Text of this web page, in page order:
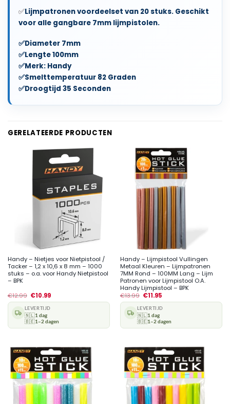
✅Lijmpatronen voordeelset van 20 stuks. Geschikt
voor alle gangbare 7mm lijmpistolen.
✅Diameter 7mm
✅Lengte 100mm
✅Merk: Handy
✅Smelttemperatuur 82 Graden
✅Droogtijd 35 Seconden
GERELATEERDE PRODUCTEN
Handy – Nietjes voor Nietpistool /
Tacker – 1,2 x 10,6 x 8 mm – 1000
stuks – o.a. voor Handy Nietpistool
– BPK
€12.99 €10.99
LEVERTIJD
🇳🇱1 dag
🇧🇪1–2 dagen
Handy – Lijmpistool Vullingen
Metaal Kleuren – Lijmpatronen
7MM Rond – 100MM Lang – Lijm
Patronen voor Lijmpistool O.A.
Handy Lijmpistool – BPK
€13.99 €11.95
LEVERTIJD
🇳🇱1 dag
🇧🇪1–2 dagen